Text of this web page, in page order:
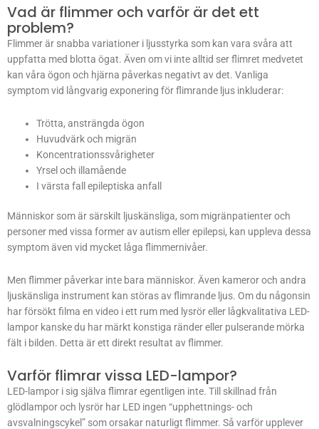
Vad är flimmer och varför är det ett
problem?
Flimmer är snabba variationer i ljusstyrka som kan vara svåra att
uppfatta med blotta ögat. Även om vi inte alltid ser flimret medvetet
kan våra ögon och hjärna påverkas negativt av det. Vanliga
symptom vid långvarig exponering för flimrande ljus inkluderar:
Trötta, ansträngda ögon
Huvudvärk och migrän
Koncentrationssvårigheter
Yrsel och illamående
I värsta fall epileptiska anfall
Människor som är särskilt ljuskänsliga, som migränpatienter och
personer med vissa former av autism eller epilepsi, kan uppleva dessa
symptom även vid mycket låga flimmernivåer.
Men flimmer påverkar inte bara människor. Även kameror och andra
ljuskänsliga instrument kan störas av flimrande ljus. Om du någonsin
har försökt filma en video i ett rum med lysrör eller lågkvalitativa LED-
lampor kanske du har märkt konstiga ränder eller pulserande mörka
fält i bilden. Detta är ett direkt resultat av flimmer.
Varför flimrar vissa LED-lampor?
LED-lampor i sig själva flimrar egentligen inte. Till skillnad från
glödlampor och lysrör har LED ingen “upphettnings- och
avsvalningscykel” som orsakar naturligt flimmer. Så varför upplever